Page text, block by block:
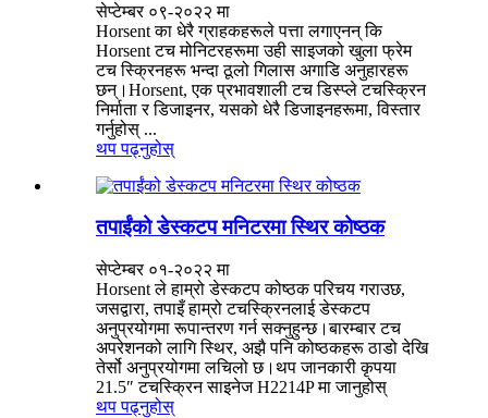
सेप्टेम्बर ०९-२०२२ मा
Horsent का धेरै ग्राहकहरूले पत्ता लगाएनन् कि
Horsent टच मोनिटरहरूमा उही साइजको खुला फ्रेम
टच स्क्रिनहरू भन्दा ठूलो गिलास अगाडि अनुहारहरू
छन्।Horsent, एक प्रभावशाली टच डिस्प्ले टचस्क्रिन
निर्माता र डिजाइनर, यसको धेरै डिजाइनहरूमा, विस्तार
गर्नुहोस् ...
थप पढ्नुहोस्
तपाईंको डेस्कटप मनिटरमा स्थिर कोष्ठक
सेप्टेम्बर ०१-२०२२ मा
Horsent ले हाम्रो डेस्कटप कोष्ठक परिचय गराउछ,
जसद्वारा, तपाइँ हाम्रो टचस्क्रिनलाई डेस्कटप
अनुप्रयोगमा रूपान्तरण गर्न सक्नुहुन्छ।बारम्बार टच
अपरेशनको लागि स्थिर, अझै पनि कोष्ठकहरू ठाडो देखि
तेर्सो अनुप्रयोगमा लचिलो छ।थप जानकारी कृपया
21.5″ टचस्क्रिन साइनेज H2214P मा जानुहोस्
थप पढ्नुहोस्